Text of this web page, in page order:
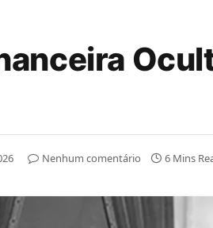
Nenhum comentário 6 Mins